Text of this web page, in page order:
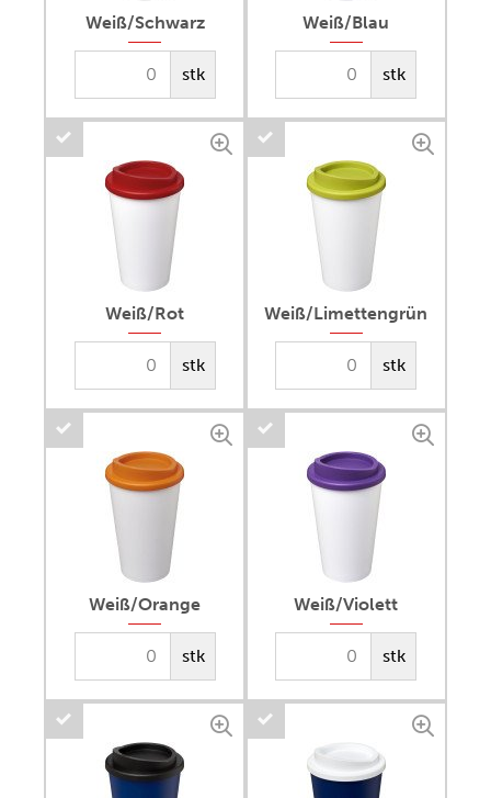
Weiß/Schwarz
stk
Weiß/Blau
stk
Weiß/Rot
stk
Weiß/Limettengrün
stk
Weiß/Orange
stk
Weiß/Violett
stk